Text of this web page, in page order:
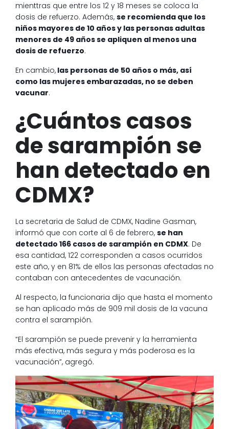
mienttras que entre los 12 y 18 meses se coloca la
dosis de refuerzo. Además, se recomienda que los
niños mayores de 10 años y las personas adultas
menores de 49 años se apliquen al menos una
dosis de refuerzo.
En cambio, las personas de 50 años o más, así
como las mujeres embarazadas, no se deben
vacunar.
¿Cuántos casos
de sarampión se
han detectado en
CDMX?
La secretaria de Salud de CDMX, Nadine Gasman,
informó que con corte al 6 de febrero, se han
detectado 166 casos de sarampión en CDMX. De
esa cantidad, 122 corresponden a casos ocurridos
este año, y en 81% de ellos las personas afectadas no
contaban con antecedentes de vacunación.
Al respecto, la funcionaria dijo que hasta el momento
se han aplicado más de 909 mil dosis de la vacuna
contra el sarampión.
“El sarampión se puede prevenir y la herramienta
más efectiva, más segura y más poderosa es la
vacunación”, agregó.